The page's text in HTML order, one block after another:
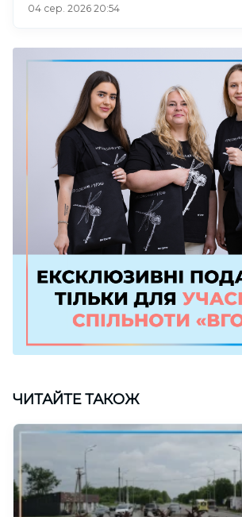
04 сер. 2026 20:54
ЧИТАЙТЕ ТАКОЖ